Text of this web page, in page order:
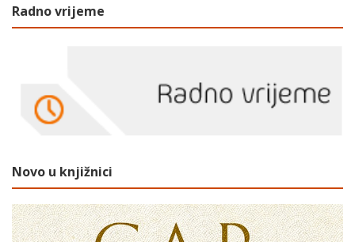
Radno vrijeme
Novo u knjižnici